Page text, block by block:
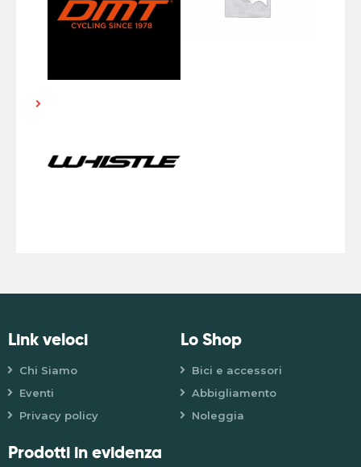
Link veloci
Chi Siamo
Eventi
Privacy policy
Lo Shop
Bici e accessori
Abbigliamento
Noleggia
Prodotti in evidenza